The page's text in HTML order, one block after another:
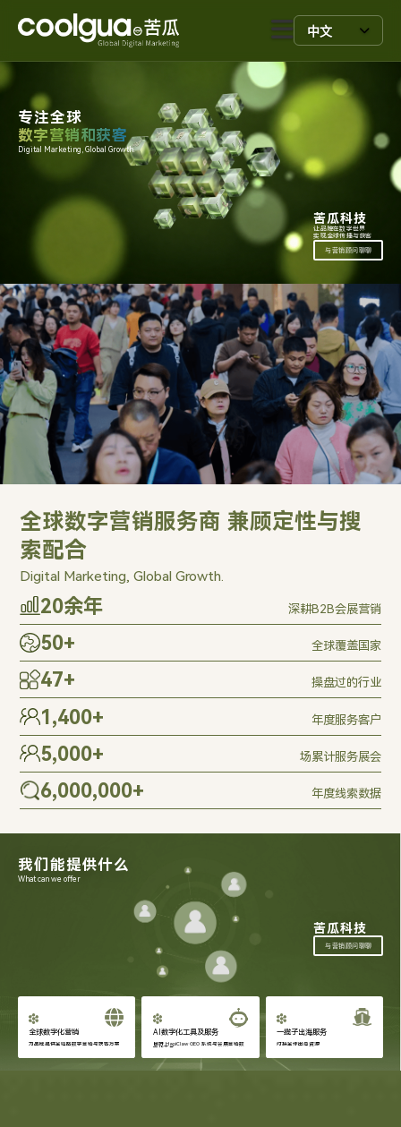
中文
专注全球
数字营销和获客
Digital Marketing, Global Growth.
苦瓜科技
让品牌在数字世界
实现全球传播与获客
与营销顾问聊聊
全球数字营销服务商 兼顾定性与搜
索配合
Digital Marketing, Global Growth.
20余年 深耕B2B会展营销
50+ 全球覆盖国家
47+ 操盘过的行业
1,400+ 年度服务客户
5,000+ 场累计服务展会
6,000,000+ 年度线索数据
我们能提供什么
What can we offer
苦瓜科技
与营销顾问聊聊
全球数字化营销
为品牌提供全链路数字营销与获客方案
AI数字化工具及服务
自研 HapiClaw GEO 系统与会展营销数
字化工具
一揽子出海服务
对接全球出海资源